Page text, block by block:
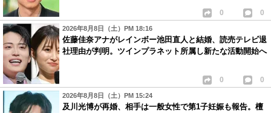
0 0
2026年8月8日（土）PM 18:16
佐藤佳奈アナがレインボー池田直人と結婚、読売テレビ退
社理由が判明。ツインプラネット所属し新たな活動開始へ
0 0
2026年8月8日（土）PM 15:24
及川光博が再婚、相手は一般女性で第1子妊娠も報告。檀